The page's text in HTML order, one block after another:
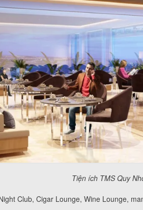
Tiện ích TMS Quy
Club, Cigar Lounge, Wine Lounge,